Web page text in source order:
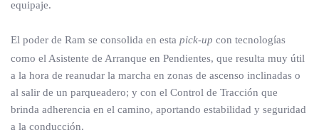
equipaje.
El poder de Ram se consolida en esta pick-up con tecnologías
como el Asistente de Arranque en Pendientes, que resulta muy útil
a la hora de reanudar la marcha en zonas de ascenso inclinadas o
al salir de un parqueadero; y con el Control de Tracción que
brinda adherencia en el camino, aportando estabilidad y seguridad
a la conducción.